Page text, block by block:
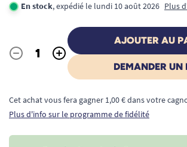
En stock, expédié le lundi 10 août 2026 Plus
Quantité
- +
AJOUTER AU
DEMANDER UN
Cet achat vous fera gagner 1,00 € dans votre
Plus d'info sur le programme de fidélité